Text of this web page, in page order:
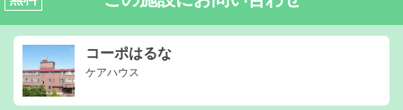
コーポはるな
ケアハウス